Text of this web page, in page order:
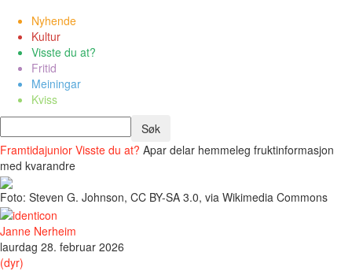
Nyhende
Kultur
Visste du at?
Fritid
Meiningar
Kviss
Framtidajunior Visste du at? Apar delar hemmeleg fruktinformasjon
med kvarandre
Foto: Steven G. Johnson, CC BY-SA 3.0, via Wikimedia Commons
Janne Nerheim
laurdag 28. februar 2026
(dyr)